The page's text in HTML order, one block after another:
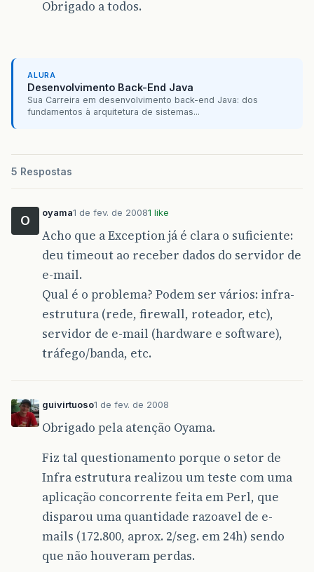
Obrigado a todos.
ALURA
Desenvolvimento Back-End Java
Sua Carreira em desenvolvimento back-end Java: dos
fundamentos à arquitetura de sistemas...
5 Respostas
O
oyama1 de fev. de 20081 like
Acho que a Exception já é clara o suficiente:
deu timeout ao receber dados do servidor de
e-mail.
Qual é o problema? Podem ser vários: infra-
estrutura (rede, firewall, roteador, etc),
servidor de e-mail (hardware e software),
tráfego/banda, etc.
guivirtuoso1 de fev. de 2008
Obrigado pela atenção Oyama.
Fiz tal questionamento porque o setor de
Infra estrutura realizou um teste com uma
aplicação concorrente feita em Perl, que
disparou uma quantidade razoavel de e-
mails (172.800, aprox. 2/seg. em 24h) sendo
que não houveram perdas.